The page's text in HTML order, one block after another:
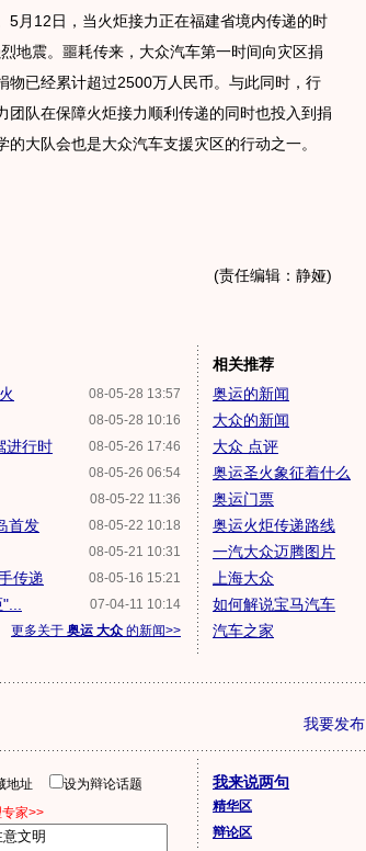
5月12日，当火炬接力正在福建省境内传递的时
地震。噩耗传来，大众汽车第一时间向灾区捐
物已经累计超过2500万人民币。与此同时，行
团队在保障火炬接力顺利传递的同时也投入到捐
大队会也是大众汽车支援灾区的行动之一。
(责任编辑：静娅)
08-05-28 13:57
08-05-28 10:16
08-05-26 17:46
进行时
08-05-26 06:54
08-05-22 11:36
08-05-22 10:18
首发
08-05-21 10:31
08-05-16 15:21
传递
07-04-11 10:14
更多关于 奥运 大众 的新闻>>
相关推荐
奥运的新闻
大众的新闻
大众 点评
奥运圣火象征着什么
奥运门票
奥运火炬传递路线
一汽大众迈腾图片
上海大众
如何解说宝马汽车
汽车之家
我要发布
地址
设为辩论话题
家>>
我来说两句
精华区
辩论区